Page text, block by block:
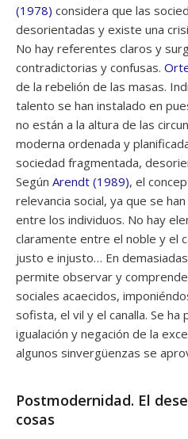
(1978) considera que las
desorientadas y existe una
No hay referentes claros y
contradictorias y confusas.
de la rebelión de las masas.
talento se han instalado en
no están a la altura de las
moderna ordenada y
sociedad fragmentada,
Según Arendt (1989), el
relevancia social, ya que se
entre los individuos. No hay
claramente entre el noble y el
justo e injusto… En
permite observar y
sociales acaecidos,
sofista, el vil y el canalla. Se
igualación y negación de la
algunos sinvergüenzas se
Postmodernidad. El
cosas